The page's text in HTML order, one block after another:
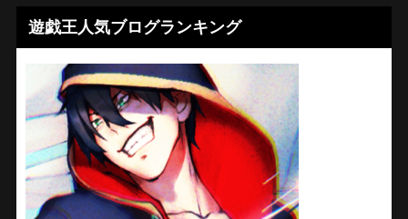
遊戯王人気ブログランキング